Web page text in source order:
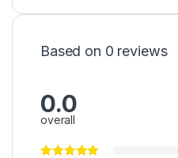
Based on 0 reviews
0.0
overall